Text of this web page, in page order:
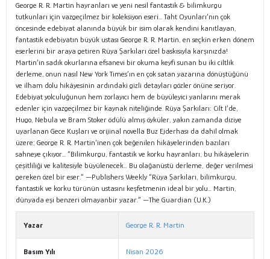
George R. R. Martin hayranları ve yeni nesil fantastik & bilimkurgu
tutkunları için vazgeçilmez bir koleksiyon eseri... Taht Oyunları’nın çok
öncesinde edebiyat alanında büyük bir isim olarak kendini kanıtlayan,
fantastik edebiyatın büyük ustası George R. R. Martin, en seçkin erken dönem
eserlerini bir araya getiren Rüya Şarkıları özel baskısıyla karşınızda!
Martin’in sadık okurlarına efsanevi bir okuma keyfi sunan bu iki ciltlik
derleme, onun nasıl New York Times’ın en çok satan yazarına dönüştüğünü
ve ilham dolu hikâyesinin ardındaki gizli detayları gözler önüne seriyor.
Edebiyat yolculuğunun hem zorlayıcı hem de büyüleyici yanlarını merak
edenler için vazgeçilmez bir kaynak niteliğinde. Rüya Şarkıları: Cilt I’de,
Hugo, Nebula ve Bram Stoker ödülü almış öyküler, yakın zamanda diziye
uyarlanan Gece Kuşları ve orijinal novella Buz Ejderhası da dahil olmak
üzere; George R. R. Martin’inen çok beğenilen hikâyelerinden bazıları
sahneye çıkıyor... “Bilimkurgu, fantastik ve korku hayranları, bu hikâyelerin
çeşitliliği ve kalitesiyle büyülenecek… Bu olağanüstü derleme, değer verilmesi
gereken özel bir eser.” —Publishers Weekly “Rüya Şarkıları, bilimkurgu,
fantastik ve korku türünün ustasını keşfetmenin ideal bir yolu… Martin,
dünyada eşi benzeri olmayanbir yazar.” —The Guardian (U.K.)
Yazar George R. R. Martin
Basım Yılı Nisan 2026